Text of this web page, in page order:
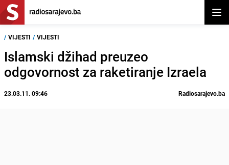
/ VIJESTI / VIJESTI
Islamski džihad preuzeo
odgovornost za raketiranje Izraela
23.03.11. 09:46 Radiosarajevo.ba